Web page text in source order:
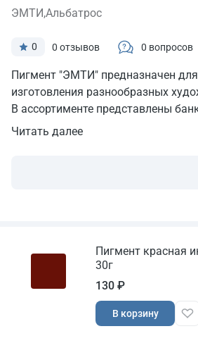
ЭМТИ,Альбатрос
0 0 отзывов 0 вопросов
Пигмент "ЭМТИ" предназначен
изготовления разнообразных
В ассортименте представлены
Читать далее
Пигмент красная
30г
130 ₽
В корзину